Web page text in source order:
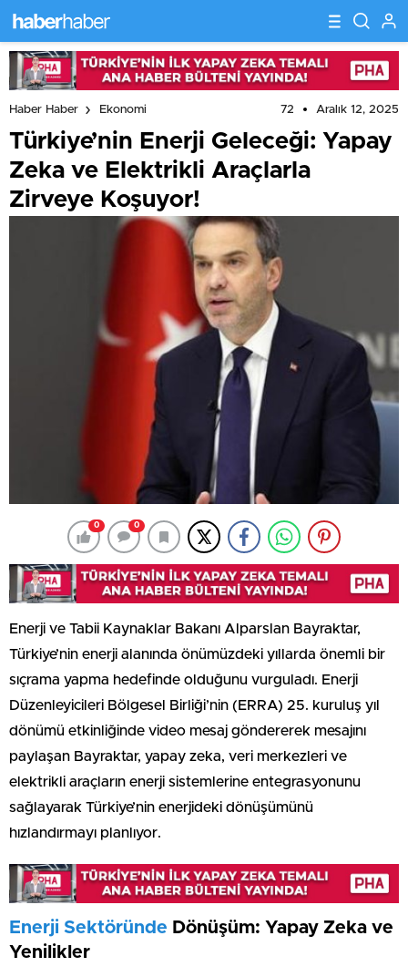
Haber Haber Ekonomi 72 Aralık 12, 2025
Türkiye’nin Enerji Geleceği: Yapay
Zeka ve Elektrikli Araçlarla
Zirveye Koşuyor!
0 0
Enerji ve Tabii Kaynaklar Bakanı Alparslan Bayraktar,
Türkiye’nin enerji alanında önümüzdeki yıllarda önemli bir
sıçrama yapma hedefinde olduğunu vurguladı. Enerji
Düzenleyicileri Bölgesel Birliği’nin (ERRA) 25. kuruluş yıl
dönümü etkinliğinde video mesaj göndererek mesajını
paylaşan Bayraktar, yapay zeka, veri merkezleri ve
elektrikli araçların enerji sistemlerine entegrasyonunu
sağlayarak Türkiye’nin enerjideki dönüşümünü
hızlandırmayı planlıyor.
Enerji Sektöründe Dönüşüm: Yapay Zeka ve
Yenilikler